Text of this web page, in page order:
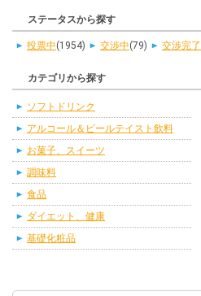
ステータスから探す
投票中(1954) 交渉中(79) 交渉完了
カテゴリから探す
ソフトドリンク
アルコール＆ビールテイスト飲料
お菓子、スイーツ
調味料
食品
ダイエット、健康
基礎化粧品